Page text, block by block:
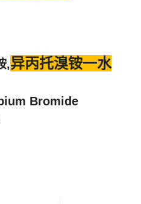
,异丙托溴铵一水
Bromide